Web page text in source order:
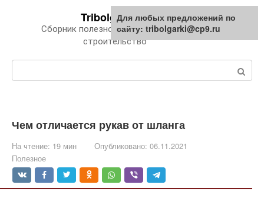
Tribolgarki.ru
Сборник полезной информации про
строительство
Чем отличается рукав от шланга
На чтение: 19 мин Опубликовано: 06.11.2021
Полезное
Для любых предложений по
сайту: tribolgarki@cp9.ru